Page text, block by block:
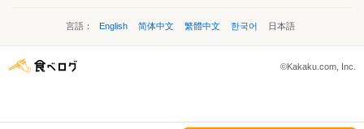
言語： English 简体中文 繁體中文 한국어 日本語
©Kakaku.com, Inc.